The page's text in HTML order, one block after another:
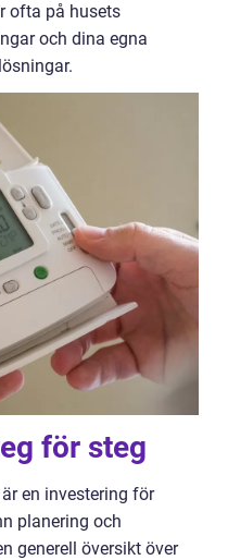
ofta på husets
och dina egna
för steg
en investering för
planering och
generell översikt över